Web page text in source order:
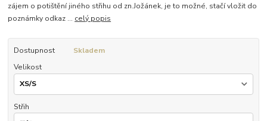
zájem o potištění jiného střihu od zn.Jožánek, je to možné, stačí vložit do
poznámky odkaz ... celý popis
Dostupnost
Skladem
Velikost
Střih